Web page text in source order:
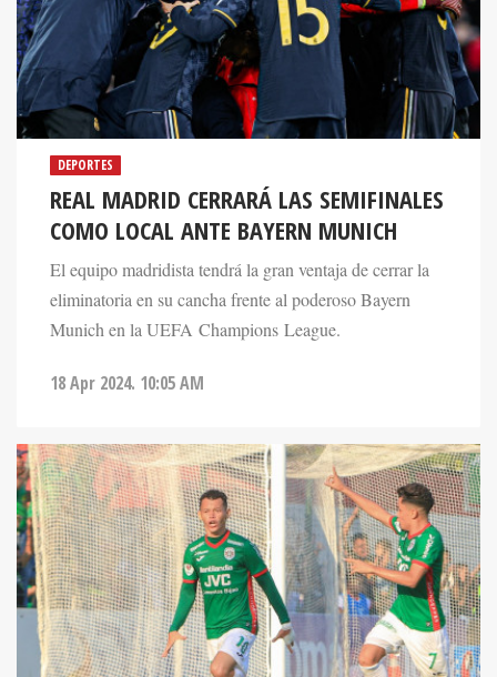
DEPORTES
REAL MADRID CERRARÁ LAS SEMIFINALES
COMO LOCAL ANTE BAYERN MUNICH
El equipo madridista tendrá la gran ventaja de cerrar la
eliminatoria en su cancha frente al poderoso Bayern
Munich en la UEFA Champions League.
18 Apr 2024. 10:05 AM